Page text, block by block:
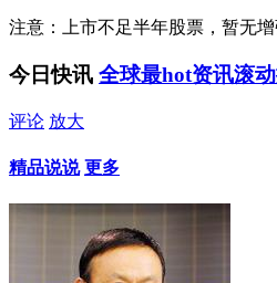
注意：上市不足半年股票，暂无增
今日快讯 全球最hot资讯滚
评论 放大
精品说说 更多